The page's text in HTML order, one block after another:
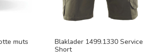
muts
Blaklader 1499.1330 Service
Short